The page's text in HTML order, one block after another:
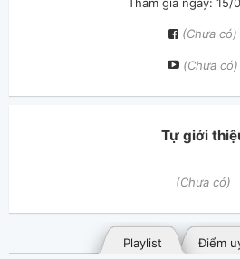
(Chưa có)
(Chưa có)
Tự giới
(Chưa có)
Điểm
Playlist